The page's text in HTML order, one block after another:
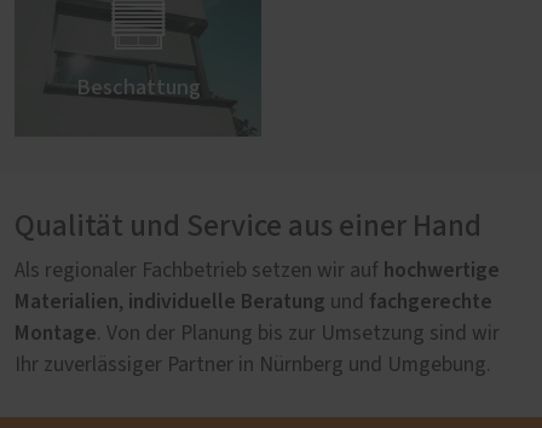

Beschattung
Qualität und Service aus einer Hand
Als regionaler Fachbetrieb setzen wir auf hochwertige
Materialien, individuelle Beratung und fachgerechte
Montage. Von der Planung bis zur Umsetzung sind wir
Ihr zuverlässiger Partner in Nürnberg und Umgebung.